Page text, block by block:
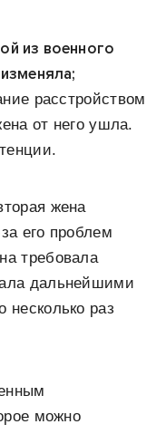
из военного
расстройством
от него ушла.
жена
его проблем
требовала
дальнейшими
несколько раз
можно